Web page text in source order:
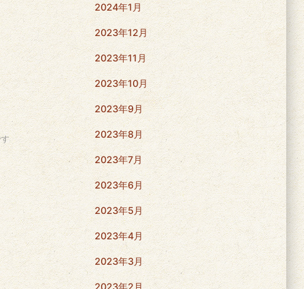
2024年1月
2023年12月
2023年11月
2023年10月
2023年9月
2023年8月
2023年7月
2023年6月
2023年5月
2023年4月
2023年3月
2023年2月